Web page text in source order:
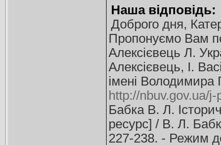
Наша відповідь:
Доброго дня,
Пропонуємо Вам
Алексієвець Л.
Алексієвець, І.
імені Володимира
http://nbuv.gov.ua/
Бабка В. Л.
ресурс] / В. Л.
227-238. - Режим